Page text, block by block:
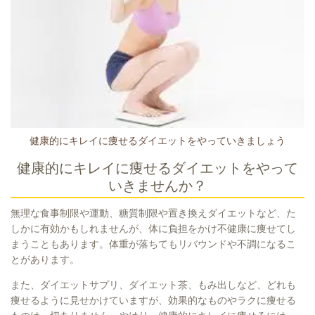
健康的にキレイに痩せるダイエットをやっていきましょう
健康的にキレイに痩せるダイエットをやって
いきませんか？
無理な食事制限や運動、糖質制限や置き換えダイエットなど、た
しかに有効かもしれませんが、体に負担をかけ不健康に痩せてし
まうこともあります。 体重が落ちてもリバウンドや不調になるこ
とがあります。
また、ダイエットサプリ、ダイエット茶、もみ出しなど、どれも
痩せるように見せかけていますが、効果的なものやラクに痩せる